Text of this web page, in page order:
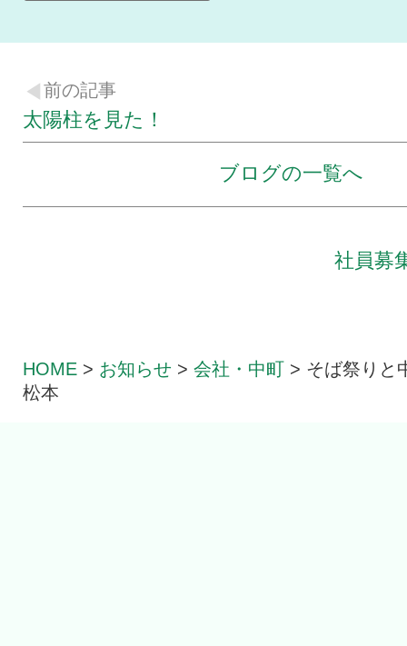
前の記事
太陽柱を見た！
ブログの一覧へ
社員募
HOME > お知らせ >会社・中町 > そば祭りと
松本